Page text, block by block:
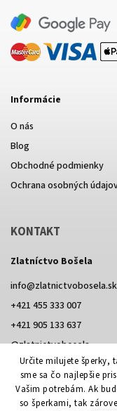
Určite milujete šperky,
sme sa čo najlepšie
Vašim potrebám. Ak
so šperkami, tak
Informácie
O nás
Blog
Obchodné podmienky
Ochrana osobných
KONTAKT
Zlatníctvo Bošela
info@zlatnictvobosela.sk
+421 455 333 007
+421 905 133 637
@zlatnictvobosela
FacebookInstagram